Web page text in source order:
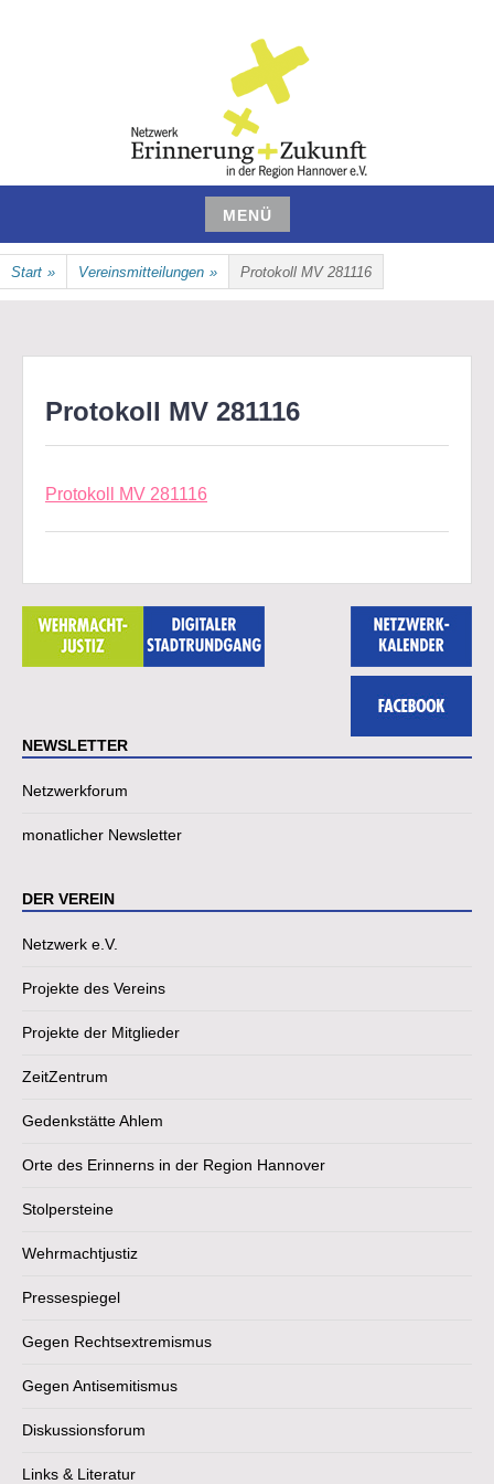
NETZWERK ERINNERUNG UND
ZUKUNFT IN DER REGION
HANNOVER E.V.
MENÜ
Zum
Inhalt
springen
Start » Vereinsmitteilungen » Protokoll MV 281116
Protokoll MV 281116
Protokoll MV 281116
NEWSLETTER
Netzwerkforum
monatlicher Newsletter
DER VEREIN
Netzwerk e.V.
Projekte des Vereins
Projekte der Mitglieder
ZeitZentrum
Gedenkstätte Ahlem
Orte des Erinnerns in der Region Hannover
Stolpersteine
Wehrmachtjustiz
Pressespiegel
Gegen Rechtsextremismus
Gegen Antisemitismus
Diskussionsforum
Links & Literatur